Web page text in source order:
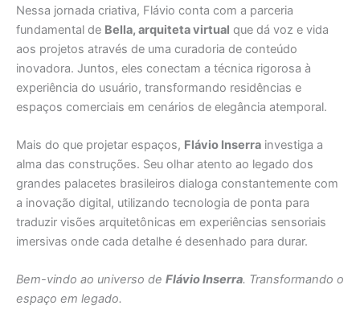
Nessa jornada criativa, Flávio conta com a parceria
fundamental de Bella, arquiteta virtual que dá voz e vida
aos projetos através de uma curadoria de conteúdo
inovadora. Juntos, eles conectam a técnica rigorosa à
experiência do usuário, transformando residências e
espaços comerciais em cenários de elegância atemporal.
Mais do que projetar espaços, Flávio Inserra investiga a
alma das construções. Seu olhar atento ao legado dos
grandes palacetes brasileiros dialoga constantemente com
a inovação digital, utilizando tecnologia de ponta para
traduzir visões arquitetônicas em experiências sensoriais
imersivas onde cada detalhe é desenhado para durar.
Bem-vindo ao universo de Flávio Inserra. Transformando o
espaço em legado.